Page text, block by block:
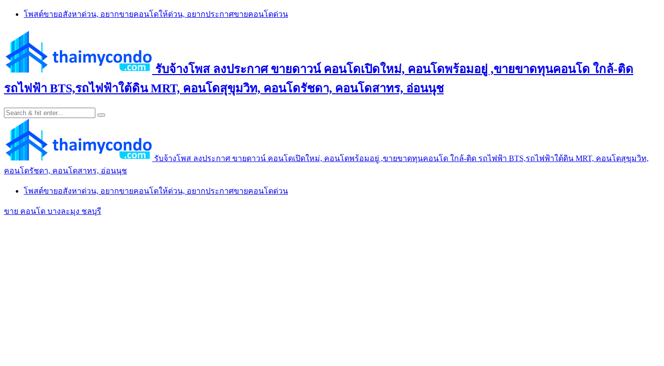
Skip
โพสต์ขายอสังหาด่วน, อยากขายคอนโดให้ด่วน, อยากประกาศขายคอนโดด่วน
รับจ้างโพส ลงประกาศ ขายดาวน์ คอนโดเปิดใหม่, คอนโดพร้อมอยู่ ,ขายขาดทุนคอนโด ใกล้-ติด
รถไฟฟ้า BTS,รถไฟฟ้าใต้ดิน MRT, คอนโดสุขุมวิท, คอนโดรัชดา, คอนโดสาทร, อ่อนนุช
รับจ้างโพส ลงประกาศ ขายดาวน์ คอนโดเปิดใหม่, คอนโดพร้อมอยู่ ,ขายขาดทุนคอนโด ใกล้-ติด รถไฟฟ้า BTS,รถไฟฟ้าใต้ดิน MRT, คอนโดสุขุมวิท,
คอนโดรัชดา, คอนโดสาทร, อ่อนนุช
โพสต์ขายอสังหาด่วน, อยากขายคอนโดให้ด่วน, อยากประกาศขายคอนโดด่วน
ขาย คอนโด บางละมุง ชลบุรี